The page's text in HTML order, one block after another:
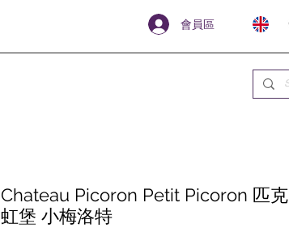
會員區
Chateau Picoron Petit Picoron 匹克
虹堡 小梅洛特